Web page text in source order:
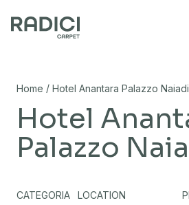
Home / Hotel Anantara Palazzo Naiadi
Hotel
Palazzo
CATEGORIA LOCATION